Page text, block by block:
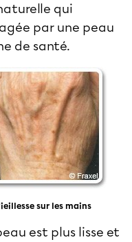
qui
par une peau
de santé.
sur les mains
est plus lisse et